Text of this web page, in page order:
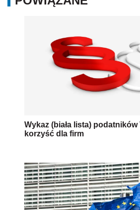
Wykaz (biała lista) podatników
korzyść dla firm